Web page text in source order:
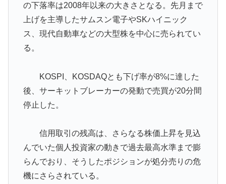
韓国人「SKハイニックスが10%台の暴落！外国人投資
家と機関が売り越しを仕掛けコスピが4%を超える大幅
な下落‥」
▶ 外国人「2002年W杯は?」韓国サッカーに衝撃的不祥
【海外の反応】
▶ 英国人「ようこそ」冨安健洋、クリスタルパレス加入が
決定的に！メディカル検査をパス！現地サポが歓迎！ア
【海外の反応】冨安健洋がクリスタル・パレス加入へ
「アーセナルサポの好きなクラブで良かった」
ガソリンスタンドで助けを求めた女性が連れ去られる瞬
間！！
の下落率は2008年以来の大きさとなる。先月まで
上げを主導したサムスン電子やSKハイニック
ス、現代自動車などの大型株を中心に売られてい
る。
KOSPI、KOSDAQとも下げ率が8%に達した
後、サーキットブレーカーの発動で売買が20分間
停止した。
信用取引の残高は、さらなる株価上昇を見込
んでいた個人投資家の動きで過去最高水準まで膨
らんでおり、そうしたポジションが処分売りの危
機にさらされている。